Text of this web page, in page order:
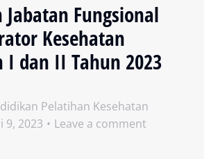
Fungsional
Kesehatan
I dan II Tahun 2023
Pelatihan Kesehatan
9, 2023 Leave a comment